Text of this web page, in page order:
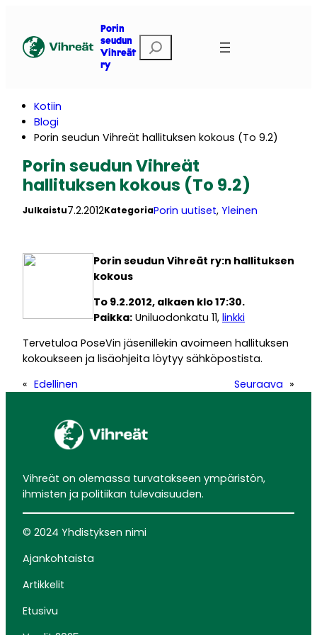
Porin
seudun
Vihreät
ry
t
Kotiin
Blogi
Porin seudun Vihreät hallituksen kokous (To 9.2)
Porin seudun Vihreät
hallituksen kokous (To 9.2)
Julkaistu7.2.2012KategoriaPorin uutiset, Yleinen
Porin seudun Vihreät ry:n hallituksen
kokous
To 9.2.2012, alkaen klo 17:30.
Paikka: Uniluodonkatu 11, linkki
Tervetuloa PoseVin jäsenillekin avoimeen hallituksen
kokoukseen ja lisäohjeita löytyy sähköpostista.
« Edellinen Seuraava »
Vihreät on olemassa turvatakseen ympäristön,
ihmisten ja politiikan tulevaisuuden.
© 2024 Yhdistyksen nimi
Ajankohtaista
Artikkelit
Etusivu